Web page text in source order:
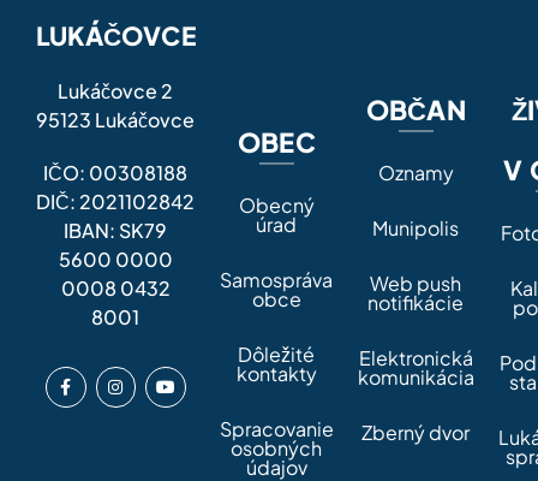
LUKÁČOVCE
Lukáčovce 2
95123 Lukáčovce
IČO: 00308188
DIČ: 2021102842
IBAN: SK79
5600 0000
0008 0432
8001
OBEC
Obecný
úrad
Samospráva
obce
Dôležité
kontakty
Spracovanie
osobných
údajov
OBČAN
Oznamy
Munipolis
Web push
notifikácie
Elektronická
komunikácia
Zberný dvor
V